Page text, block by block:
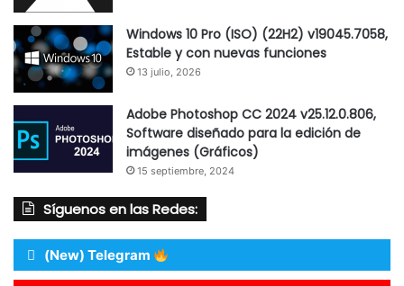
Windows 10 Pro (ISO) (22H2) v19045.7058,
Estable y con nuevas funciones
13 julio, 2026
Adobe Photoshop CC 2024 v25.12.0.806,
Software diseñado para la edición de
imágenes (Gráficos)
15 septiembre, 2024
Síguenos en las Redes:
(New) Telegram